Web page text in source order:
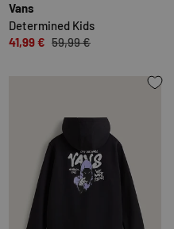
Vans
Determined Kids
41,99 € 59,99 €